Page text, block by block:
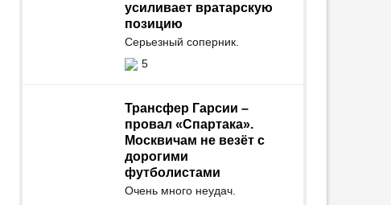
усиливает вратарскую
позицию
Серьезный соперник.
5
Трансфер Гарсии –
провал «Спартака».
Москвичам не везёт с
дорогими
футболистами
Очень много неудач.